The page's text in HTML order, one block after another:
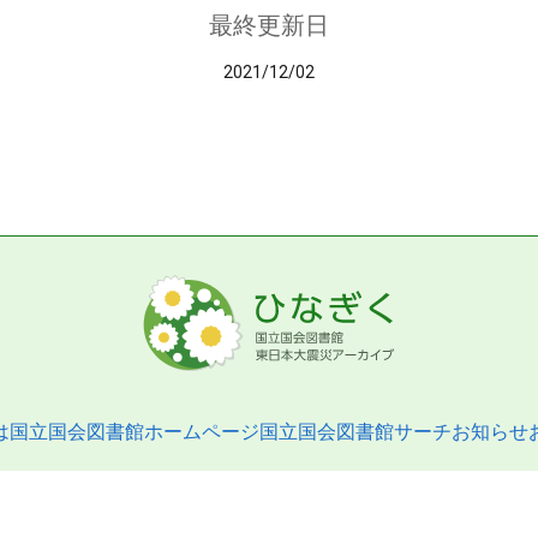
最終更新日
2021/12/02
国立国会図書館ホームページ国立国会図書館サーチお知らせ